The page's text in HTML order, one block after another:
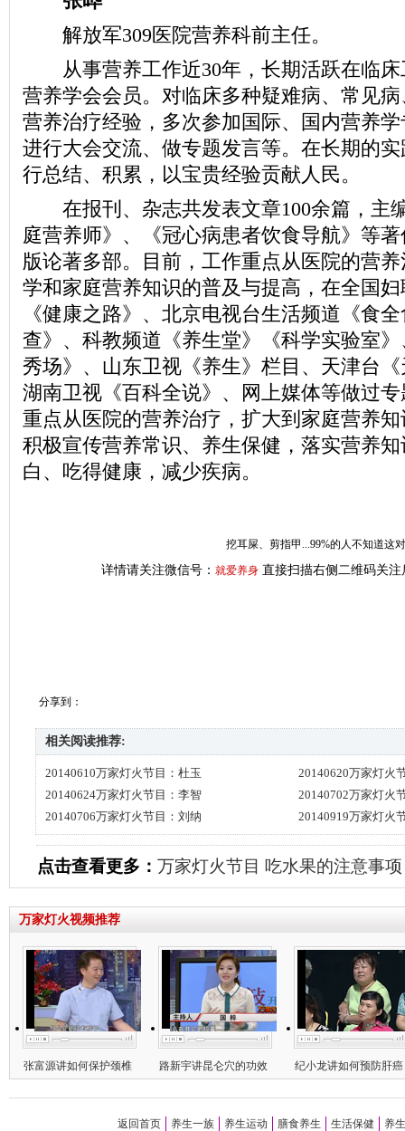
解放军309医院营养科前主任。
从事营养工作近30年，长期活跃在临床
营养学会会员。对临床多种疑难病、常见
营养治疗经验，多次参加国际、国内营养
进行大会交流、做专题发言等。在长期的
行总结、积累，以宝贵经验贡献人民。
在报刊、杂志共发表文章100余篇，主
庭营养师》、《冠心病患者饮食导航》等
版论著多部。目前，工作重点从医院的营
学和家庭营养知识的普及与提高，在全国
《健康之路》、北京电视台生活频道《食
查》、科教频道《养生堂》《科学实验室
秀场》、山东卫视《养生》栏目、天津台
湖南卫视《百科全说》、网上媒体等做过
重点从医院的营养治疗，扩大到家庭营养
积极宣传营养常识、养生保健，落实营养
白、吃得健康，减少疾病。
挖耳屎、剪指甲...99%的人不知道这
详情请关注微信号： 就爱养身 直接扫描右侧二维码关注
分享到：
相关阅读推荐:
20140610万家灯火节目：杜玉
20140620万家灯火
20140624万家灯火节目：李智
20140702万家灯火
20140706万家灯火节目：刘纳
20140919万家灯火
点击查看更多： 万家灯火节目 吃水果的注意事项
万家灯火视频推荐
张富源讲如何保护颈椎 路新宇讲昆仑穴的功效 纪小龙讲如何预防肝癌
返回首页 养生一族 养生运动 膳食养生 生活保健
养